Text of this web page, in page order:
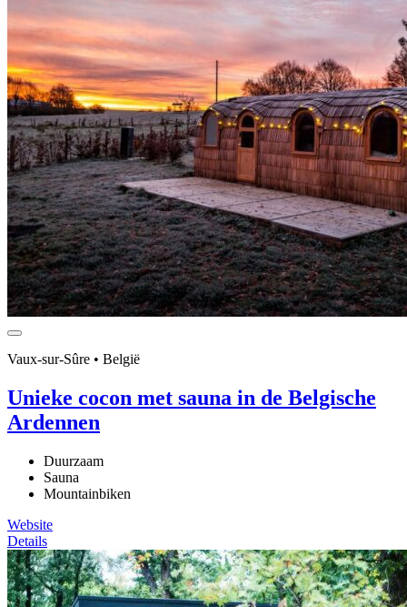
Vaux-sur-Sûre • België
Unieke cocon met sauna in de Belgische
Ardennen
Duurzaam
Sauna
Mountainbiken
Website
Details